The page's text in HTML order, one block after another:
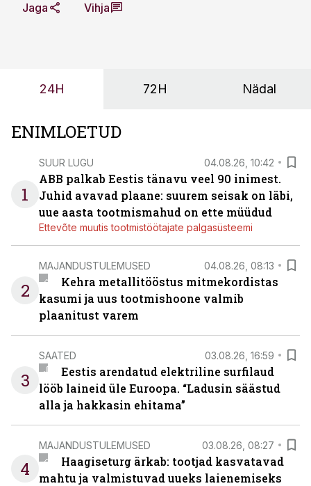
Jaga Vihja
24H 72H Nädal
ENIMLOETUD
1
SUUR LUGU 04.08.26, 10:42
ABB palkab Eestis tänavu veel 90 inimest.
Juhid avavad plaane: suurem seisak on läbi,
uue aasta tootmismahud on ette müüdud
Ettevõte muutis tootmistöötajate palgasüsteemi
2
MAJANDUSTULEMUSED 04.08.26, 08:13
Kehra metallitööstus mitmekordistas
kasumi ja uus tootmishoone valmib
plaanitust varem
3
SAATED 03.08.26, 16:59
Eestis arendatud elektriline surfilaud
lööb laineid üle Euroopa. “Ladusin säästud
alla ja hakkasin ehitama”
4
MAJANDUSTULEMUSED 03.08.26, 08:27
Haagiseturg ärkab: tootjad kasvatavad
mahtu ja valmistuvad uueks laienemiseks